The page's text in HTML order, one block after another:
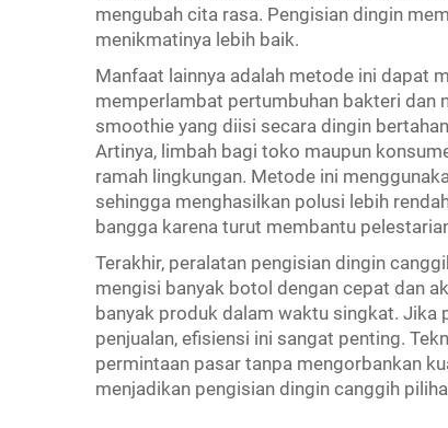
mengubah cita rasa. Pengisian dingin
menikmatinya lebih baik.
Manfaat lainnya adalah metode ini dapat
memperlambat pertumbuhan bakteri dan
smoothie yang diisi secara dingin
Artinya, limbah bagi toko maupun
ramah lingkungan. Metode ini
sehingga menghasilkan polusi lebih
bangga karena turut membantu
Terakhir, peralatan pengisian dingin
mengisi banyak botol dengan cepat dan
banyak produk dalam waktu singkat. Jika
penjualan, efisiensi ini sangat penting.
permintaan pasar tanpa mengorbankan
menjadikan pengisian dingin canggih